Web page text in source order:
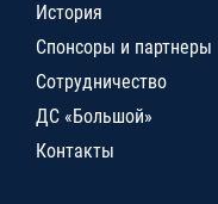
История
Спонсоры и партнеры
Сотрудничество
ДС «Большой»
Контакты